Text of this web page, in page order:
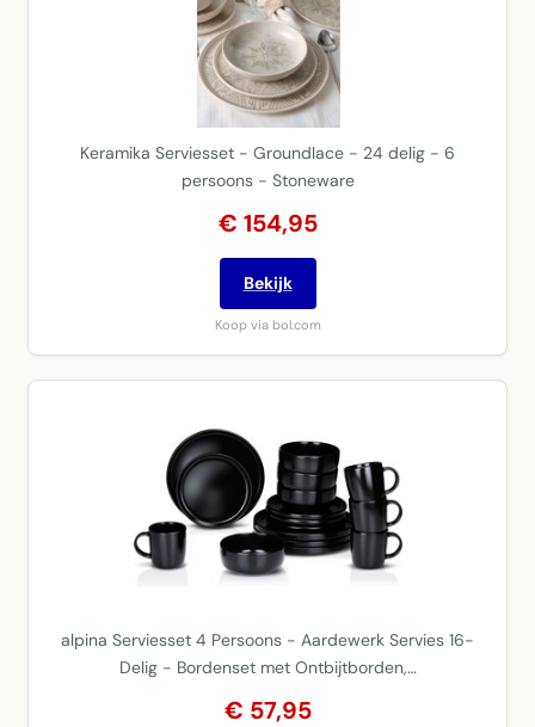
Keramika Serviesset - Groundlace - 24 delig - 6
persoons - Stoneware
€ 154,95
Bekijk
Koop via bol.com
alpina Serviesset 4 Persoons - Aardewerk Servies 16-
Delig - Bordenset met Ontbijtborden,…
€ 57,95